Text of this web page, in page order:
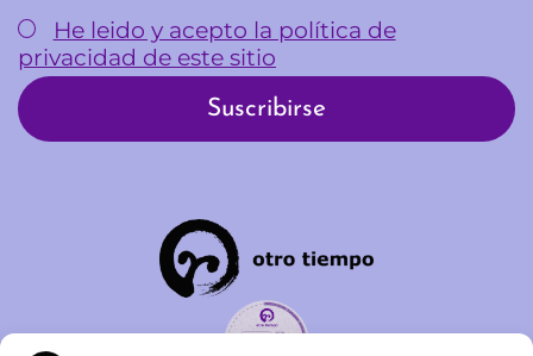
He leido y acepto la política de
privacidad de este sitio